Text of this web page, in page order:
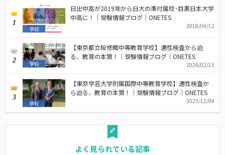
1
学校
日出中高が2019年から日大の準付属校･目黒日本大学
中高に！｜受験情報ブログ｜ONETES
2018/04/12
2 学校
【東京都立桜修館中等教育学校】適性検査から迫
る、教育の本質！｜受験情報ブログ｜ONETES
2026/02/15
3
学校
【東京学芸大学附属国際中等教育学校】適性検査か
ら迫る、教育の本質！｜受験情報ブログ｜ONETES
2025/12/04
よく見られている記事